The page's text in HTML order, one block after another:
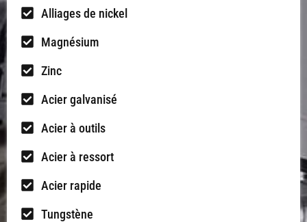
Alliages de nickel
Magnésium
Zinc
Acier galvanisé
Acier à outils
Acier à ressort
Acier rapide
Tungstène